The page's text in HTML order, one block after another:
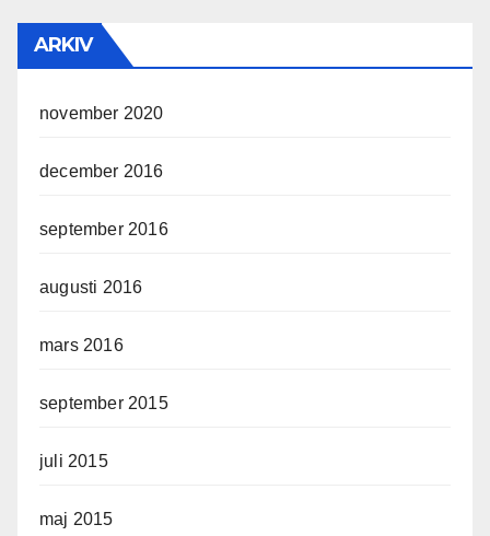
ARKIV
november 2020
december 2016
september 2016
augusti 2016
mars 2016
september 2015
juli 2015
maj 2015